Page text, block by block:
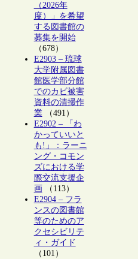
（2026年
度）」を希望
する図書館の
募集を開始
（678）
E2903 – 琉球
大学附属図書
館医学部分館
でのカビ被害
資料の清掃作
業（491）
E2902 – 「わ
かっていいと
も!」：ラーニ
ング・コモン
ズにおける学
際交流支援企
画 （113）
E2904 – フラ
ンスの図書館
等のためのア
クセシビリテ
ィ・ガイド
（101）